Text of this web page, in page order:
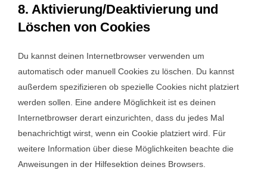
8. Aktivierung/Deaktivierung und
Löschen von Cookies
Du kannst deinen Internetbrowser verwenden um
automatisch oder manuell Cookies zu löschen. Du kannst
außerdem spezifizieren ob spezielle Cookies nicht platziert
werden sollen. Eine andere Möglichkeit ist es deinen
Internetbrowser derart einzurichten, dass du jedes Mal
benachrichtigt wirst, wenn ein Cookie platziert wird. Für
weitere Information über diese Möglichkeiten beachte die
Anweisungen in der Hilfesektion deines Browsers.